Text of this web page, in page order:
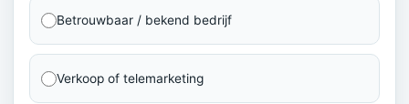
Betrouwbaar / bekend bedrijf
Verkoop of telemarketing